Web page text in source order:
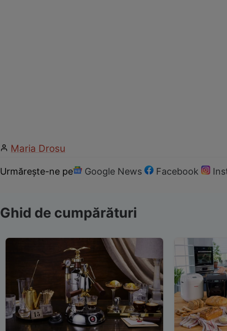
Maria Drosu
Urmărește-ne pe Google News Facebook
Ghid de cumpărături